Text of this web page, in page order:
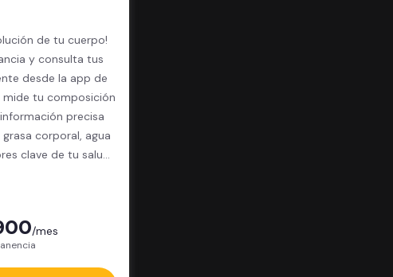
de tu cuerpo!
y consulta tus
desde la app de
mide tu composición
precisa
corporal, agua
clave de tu salud
/mes